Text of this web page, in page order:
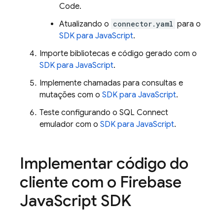
Code.
Atualizando o connector.yaml para o
SDK para JavaScript.
Importe bibliotecas e código gerado com o
SDK para JavaScript.
Implemente chamadas para consultas e
mutações com o SDK para JavaScript.
Teste configurando o SQL Connect
emulador com o SDK para JavaScript.
Implementar código do
cliente com o Firebase
JavaScript SDK